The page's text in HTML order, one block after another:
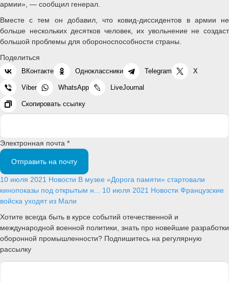
армии», — сообщил генерал.
Вместе с тем он добавил, что ковид-диссидентов в армии не
больше нескольких десятков человек, их увольнение не создаст
большой проблемы для обороноспособности страны.
Поделиться
ВКонтакте Одноклассники Telegram X
Viber WhatsApp LiveJournal
Скопировать ссылку
Электронная почта *
Отправить на почту
10 июля 2021 Новости В музее «Дорога памяти» стартовали
кинопоказы под открытым н... 10 июля 2021 Новости Французские
войска уходят из Мали
Хотите всегда быть в курсе событий отечественной и
международной военной политики, знать про новейшие разработки
оборонной промышленности? Подпишитесь на регулярную
рассылку